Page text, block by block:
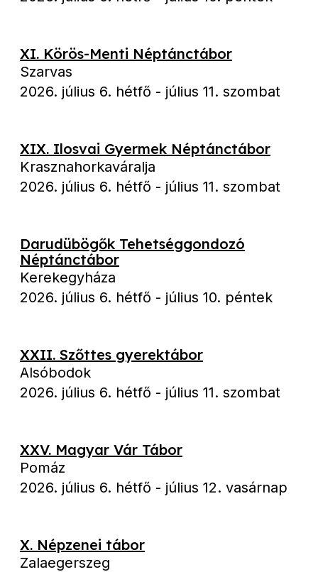
XI. Körös-Menti Néptánctábor
Szarvas
2026. július 6. hétfő - július 11. szombat
XIX. Ilosvai Gyermek Néptánctábor
Krasznahorkaváralja
2026. július 6. hétfő - július 11. szombat
Darudübögők Tehetséggondozó
Néptánctábor
Kerekegyháza
2026. július 6. hétfő - július 10. péntek
XXII. Szőttes gyerektábor
Alsóbodok
2026. július 6. hétfő - július 11. szombat
XXV. Magyar Vár Tábor
Pomáz
2026. július 6. hétfő - július 12. vasárnap
X. Népzenei tábor
Zalaegerszeg